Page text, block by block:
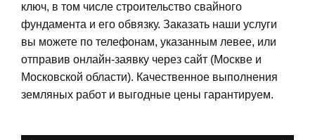
ключ, в том числе строительство свайного
фундамента и его обвязку. Заказать наши услуги
вы можете по телефонам, указанным левее, или
отправив онлайн-заявку через сайт (Москве и
Московской области). Качественное выполнения
земляных работ и выгодные цены гарантируем.